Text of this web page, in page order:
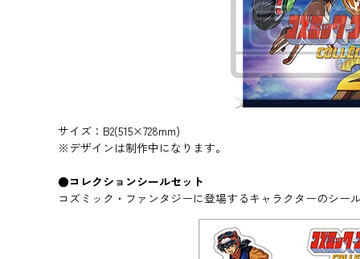
サイズ：B2(515×728mm)
※デザインは制作中になります。
●コレクションシールセット
コズミック・ファンタジーに登場するキャラクターのシー